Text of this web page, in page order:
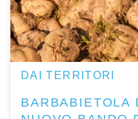
DAI TERRITORI
BARBABIETOLA